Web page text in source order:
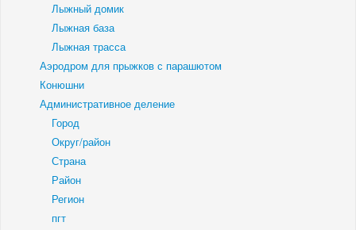
Лыжный домик
Лыжная база
Лыжная трасса
Аэродром для прыжков с парашютом
Конюшни
Административное деление
Город
Округ/район
Страна
Район
Регион
пгт